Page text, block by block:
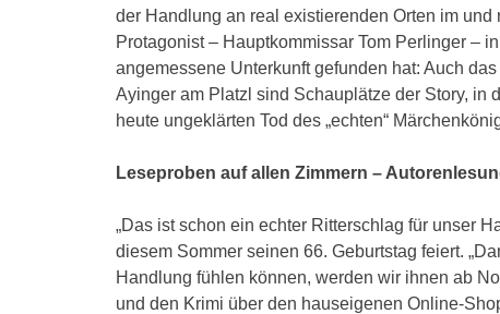
der Handlung an real existierenden Orten im
Protagonist – Hauptkommissar Tom Perlinger –
angemessene Unterkunft gefunden hat: Auch
Ayinger am Platzl sind Schauplätze der Story,
heute ungeklärten Tod des „echten“
Leseproben auf allen Zimmern –
„Das ist schon ein echter Ritterschlag für unser
diesem Sommer seinen 66. Geburtstag feiert.
Handlung fühlen können, werden wir ihnen ab
und den Krimi über den hauseigenen Online-